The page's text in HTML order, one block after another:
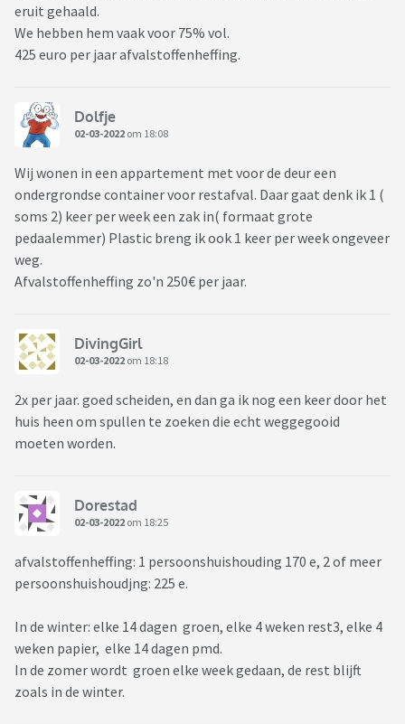
eruit gehaald.
We hebben hem vaak voor 75% vol.
425 euro per jaar afvalstoffenheffing.
Dolfje
02-03-2022 om 18:08
Wij wonen in een appartement met voor de deur een
ondergrondse container voor restafval. Daar gaat denk ik 1 (
soms 2) keer per week een zak in( formaat grote
pedaalemmer) Plastic breng ik ook 1 keer per week ongeveer
weg.
Afvalstoffenheffing zo'n 250€ per jaar.
DivingGirl
02-03-2022 om 18:18
2x per jaar. goed scheiden, en dan ga ik nog een keer door het
huis heen om spullen te zoeken die echt weggegooid
moeten worden.
Dorestad
02-03-2022 om 18:25
afvalstoffenheffing: 1 persoonshuishouding 170 e, 2 of meer
persoonshuishoudjng: 225 e.
In de winter: elke 14 dagen groen, elke 4 weken rest3, elke 4
weken papier, elke 14 dagen pmd.
In de zomer wordt groen elke week gedaan, de rest blijft
zoals in de winter.